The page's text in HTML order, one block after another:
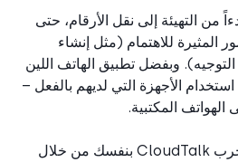
إلى نقل الأرقام، حتى
للاهتمام (مثل إنشاء
وبفضل تطبيق الهاتف اللين
الأجهزة التي لديهم بالفعل –
المكتبية.
ولكن لا تثق بكلامنا فقط. جرب CloudTalk بنفسك من خلال